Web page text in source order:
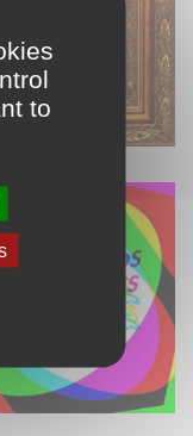
to